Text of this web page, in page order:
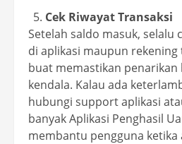
Cek Riwayat Transaksi
Setelah saldo masuk, selalu
di aplikasi maupun
buat memastikan penarikan
kendala. Kalau ada
hubungi support aplikasi
banyak Aplikasi Penghasil
membantu pengguna ketika